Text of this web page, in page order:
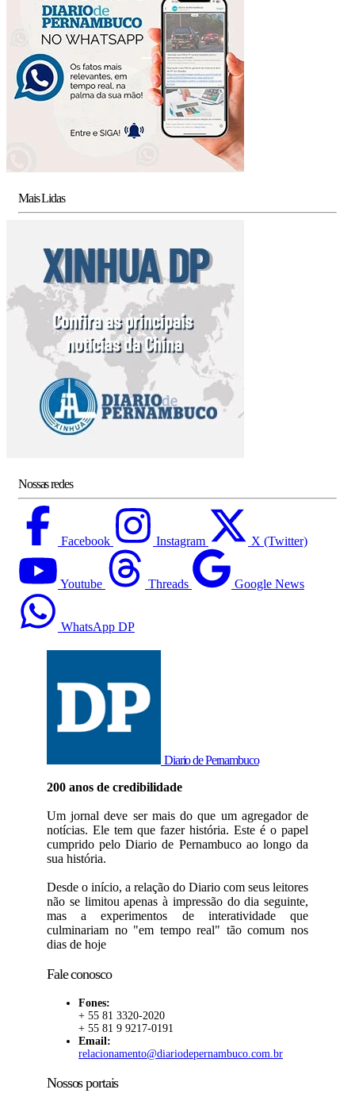
Mais Lidas
Nossas redes
Facebook Instagram X (Twitter)
Youtube Threads Google News
WhatsApp DP
Diario de Pernambuco
200 anos de credibilidade
Um jornal deve ser mais do que um agregador de
notícias. Ele tem que fazer história. Este é o papel
cumprido pelo Diario de Pernambuco ao longo da
sua história.
Desde o início, a relação do Diario com seus leitores
não se limitou apenas à impressão do dia seguinte,
mas a experimentos de interatividade que
culminariam no "em tempo real" tão comum nos
dias de hoje
Fale conosco
Fones:
+ 55 81 3320-2020
+ 55 81 9 9217-0191
Email:
relacionamento@diariodepernambuco.com.br
Nossos portais